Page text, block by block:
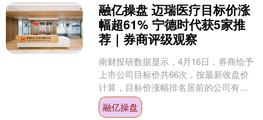
融亿操盘 迈瑞医疗目标价涨
幅超61% 宁德时代获5家推
荐｜券商评级观察
南财投研数据显示，4月16日，券商给予
上市公司目标价共66次，按最新收盘价
计算，目标价涨幅排名居前的公司有迈
瑞医疗、高德红外、华立科技，目标价
涨幅分别为61.0....
融亿操盘